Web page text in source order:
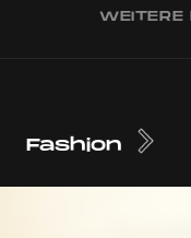
WEITERE
Fashion